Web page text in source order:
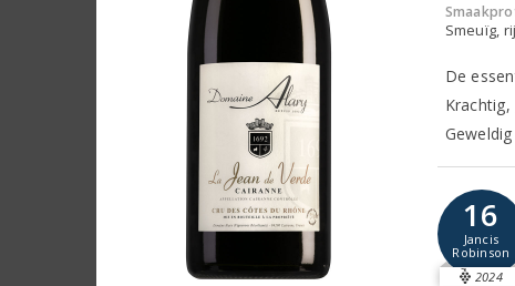
Smeuïg,
De
16
Jancis
Robinson
2024